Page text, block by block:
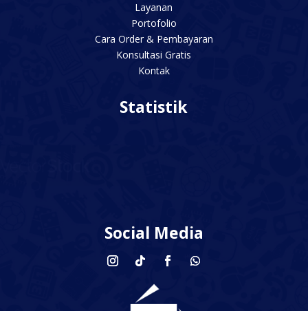
Layanan
Portofolio
Cara Order & Pembayaran
Konsultasi Gratis
Kontak
Statistik
Social Media